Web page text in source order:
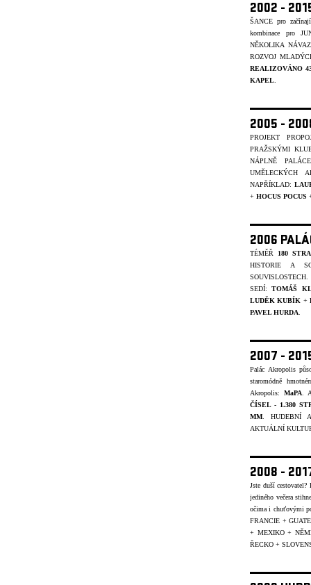
2002 -
ŠANCE pro
kombinace pro
NĚKOLIKA
ROZVOJ
REALIZOVÁNO
KAPEL
2005 -
PROJEKT
PRAŽSKÝMI
NÁPLNĚ
UMĚLECKÝCH
NAPŘÍKLAD:
+ HOCUS POCUS
2006
TÉMĚŘ 180
HISTORIE A
SEDÍ:TOMÁŠ
LUDĚK KUBÍK +
PAVEL HURDA
2007 -
Palác Akropolis
staromódně
Akropolis: MaPA.
ČÍSEL - 1.380
MM . HUDEBNÍ
AKTUÁLNÍ
2008 -
Jste duší cestovatel?
jediného večera
očima i chuťovými
FRANCIE +
+ MEXIKO +
ŘECKO +